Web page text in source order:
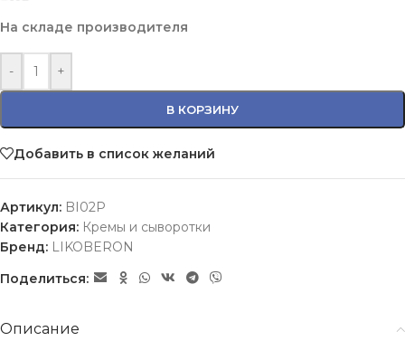
На складе производителя
- +
В КОРЗИНУ
Добавить в список желаний
Артикул: BI02P
Категория: Кремы и сыворотки
Бренд: LIKOBERON
Поделиться:
Описание